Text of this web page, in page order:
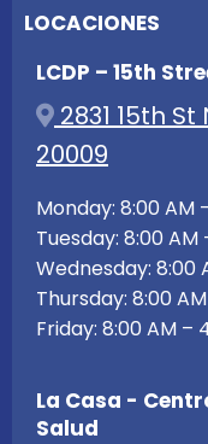
LOCACIONES
LCDP – 15th
2831 15th
20009
Monday: 8:00 AM
Tuesday: 8:00 AM
Wednesday: 8:00
Thursday: 8:00
Friday: 8:00 AM –
La Casa -
Salud